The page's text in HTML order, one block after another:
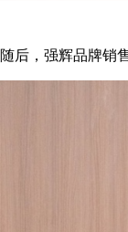
随后，强辉品牌销